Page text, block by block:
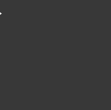
とが前提となるケースが多く、完
。 ただし、隣接領域（業務コンサ
することは十分可能です。AI の基
しやすくなっているため、既存の